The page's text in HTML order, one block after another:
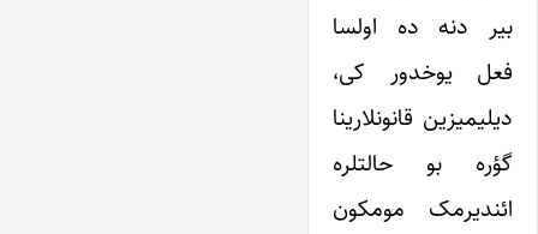
بیر دنه ده اولسا
فعل یوخدور کی،
دیلیمیزین قانونلارینا
گؤره بو حالتلره
ائندیرمک مومکون